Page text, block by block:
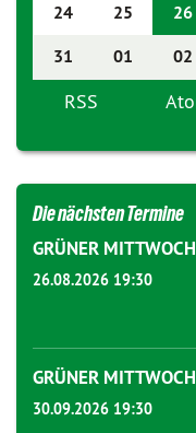
24
25 26
31
01 02
RSS
Die nächsten Termine
GRÜNER MITTWOCH
26.08.2026 19:30
GRÜNER MITTWOCH
30.09.2026 19:30